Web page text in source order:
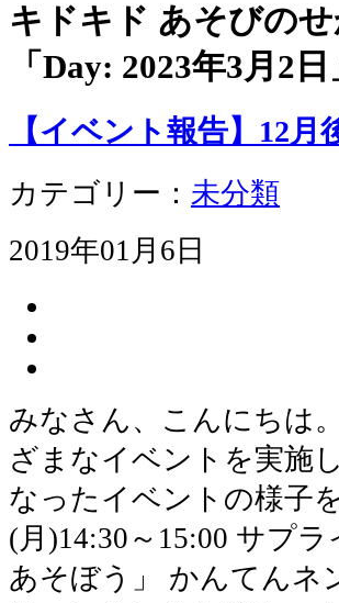
キドキド あそびの
「Day: 2023年3月2日
【イベント報告】12
カテゴリー： 未分類
2019年01月6日
みなさん、こんにちは
ざまなイベントを実施
なったイベントの様子
(月)14:30～15:00 サプ
あそぼう」 かんてんネ